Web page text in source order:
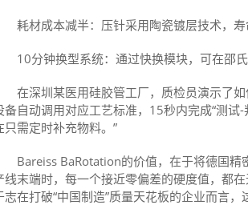
耗材成本减半：压针采用陶瓷镀层技术，寿
10分钟换型系统：通过快换模块，可在邵氏
在深圳某医用硅胶管工厂，质检员演示了如
备自动调用对应工艺标准，15秒内完成“测试
只需定时补充物料。”
Bareiss BaRotation的价值，在于将德国精
线末端时，每一个接近零偏差的硬度值，都
志在打破“中国制造”质量天花板的企业而言